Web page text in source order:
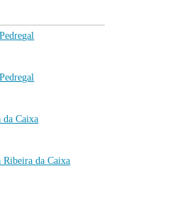
da Caixa
Ribeira da Caixa